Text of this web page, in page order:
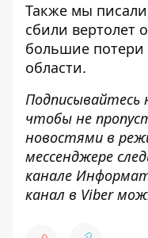
Также мы
сбили вертолет
большие потери
области.
Подписывайтесь
чтобы не
новостями в
мессенджере
канале
канал в Viber